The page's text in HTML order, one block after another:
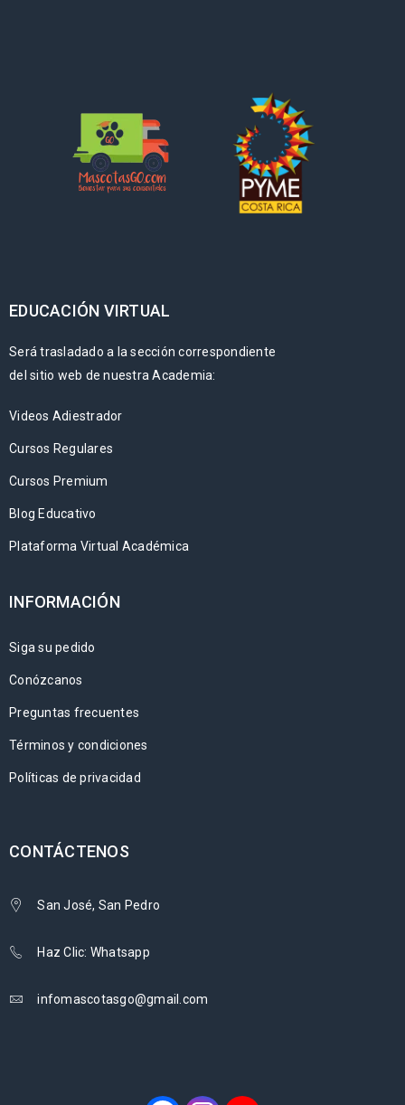
EDUCACIÓN VIRTUAL
Será trasladado a la sección correspondiente
del sitio web de nuestra Academia:
Videos Adiestrador
Cursos Regulares
Cursos Premium
Blog Educativo
Plataforma Virtual Académica
INFORMACIÓN
Siga su pedido
Conózcanos
Preguntas frecuentes
Términos y condiciones
Políticas de privacidad
CONTÁCTENOS
San José, San Pedro
Haz Clic: Whatsapp
infomascotasgo@gmail.com